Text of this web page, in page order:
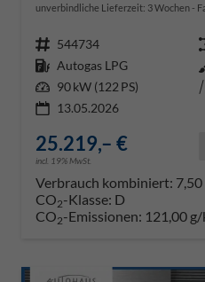
unverbindliche Lieferzeit: 3 Wochen
Fahrzeugnr. 544734
Kraftstoff Autogas LPG
Leistung 90 kW (122 PS)
13.05.2026
25.219,– €
incl. 19% MwSt.
Verbrauch kombiniert:
CO2-Klasse: D
CO2-Emissionen: 121,00